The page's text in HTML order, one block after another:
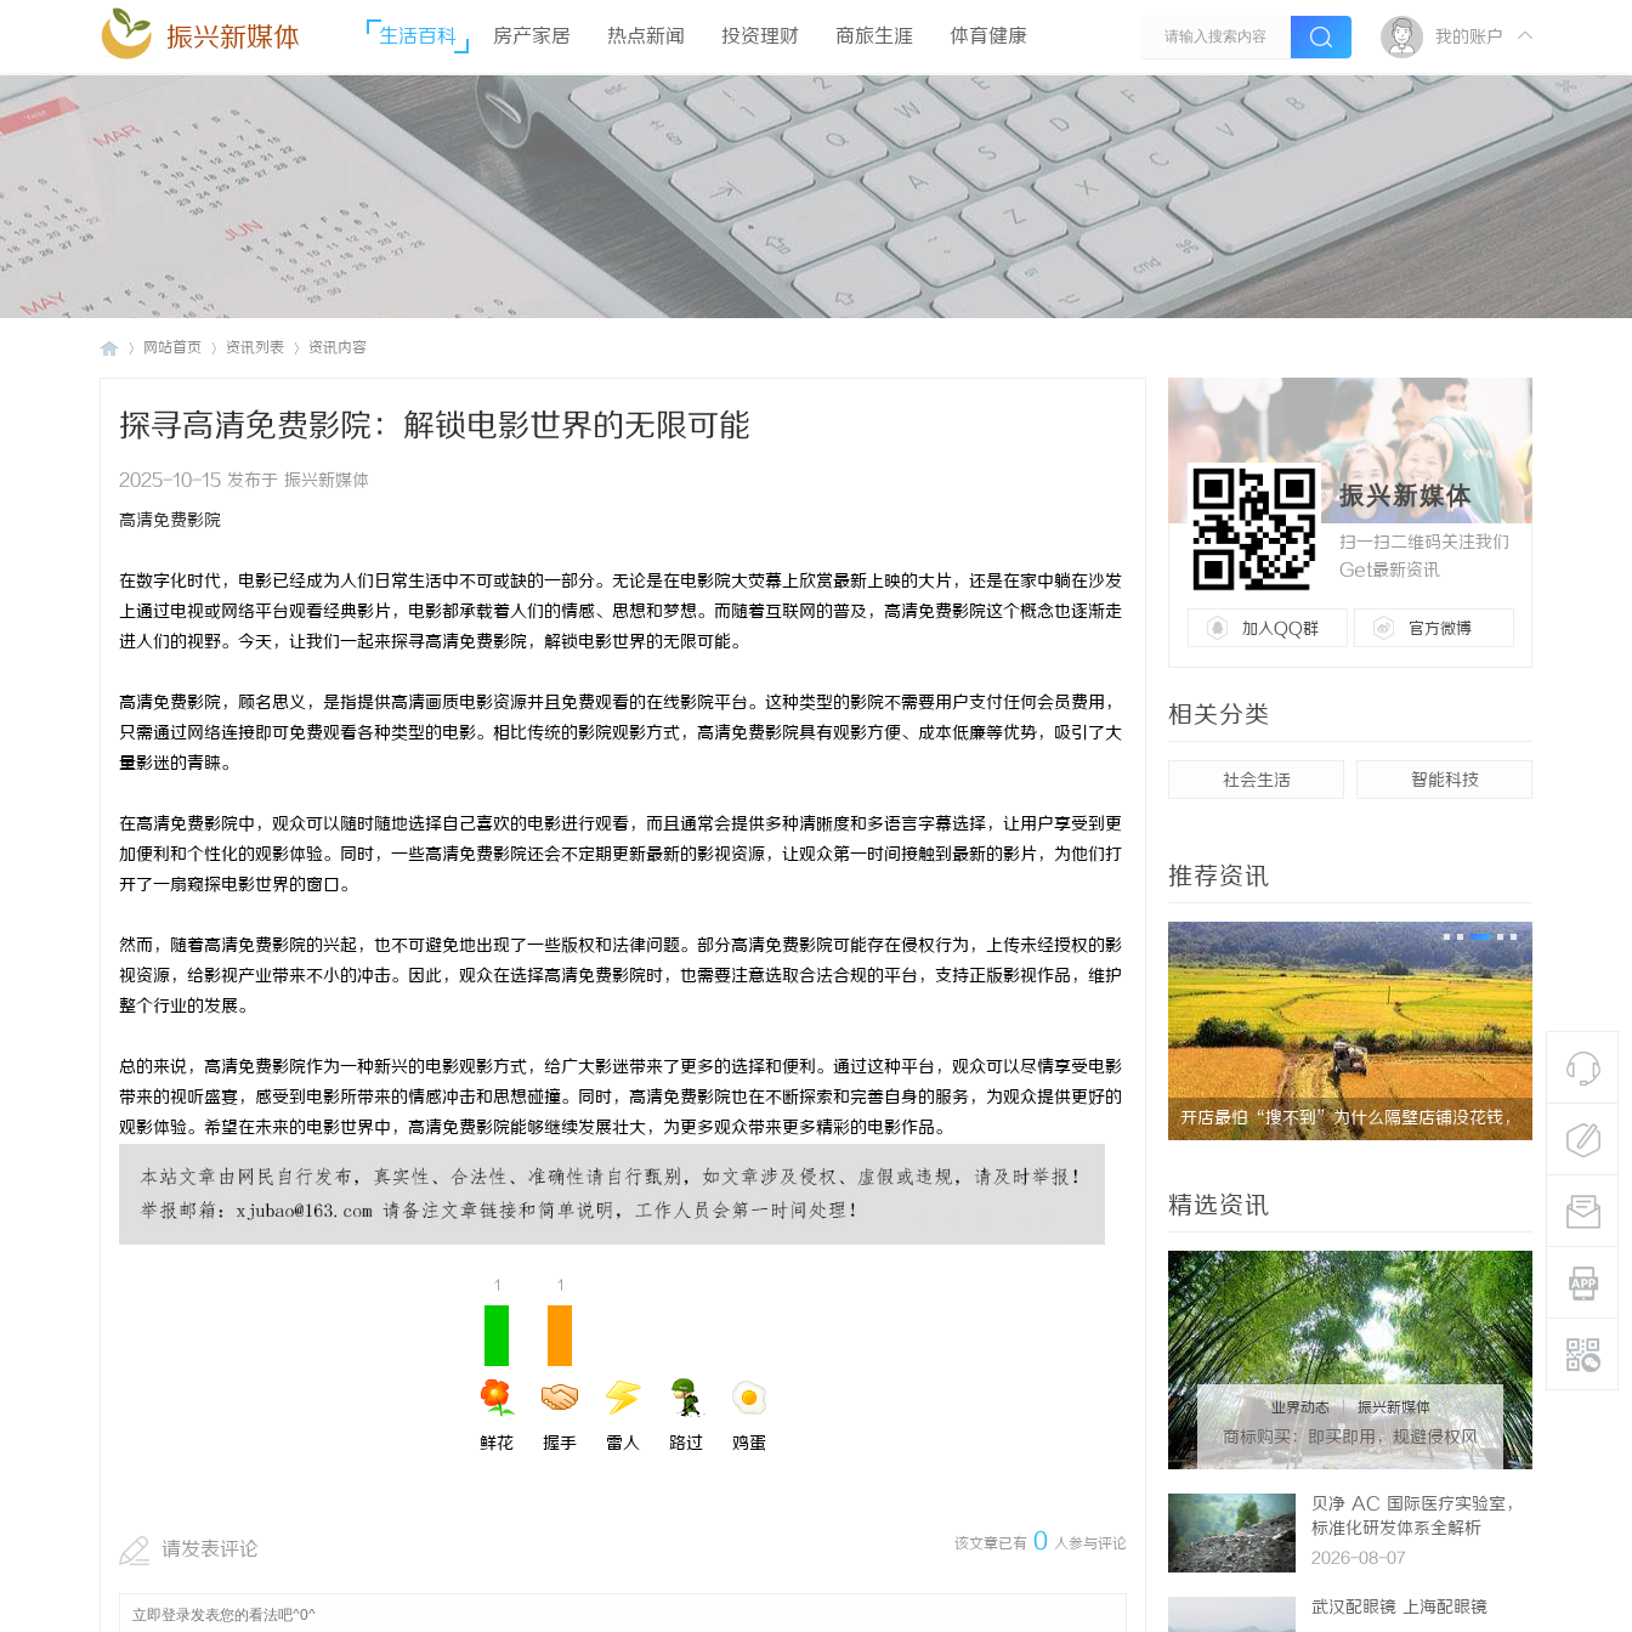
振兴新媒体 生活百科 房产家居 热点新闻 投资理财 商旅生涯 体育健康 我的账户
网站首页 资讯列表 资讯内容
探寻高清免费影院：解锁电影世界的无限可能
2025-10-15 发布于 振兴新媒体
高清免费影院
在数字化时代，电影已经成为人们日常生活中不可或缺的一部分。无论是在电影院大荧幕上欣赏最新上映的大片，还是在家中躺在沙发
上通过电视或网络平台观看经典影片，电影都承载着人们的情感、思想和梦想。而随着互联网的普及，高清免费影院这个概念也逐渐走
进人们的视野。今天，让我们一起来探寻高清免费影院，解锁电影世界的无限可能。
高清免费影院，顾名思义，是指提供高清画质电影资源并且免费观看的在线影院平台。这种类型的影院不需要用户支付任何会员费用，
只需通过网络连接即可免费观看各种类型的电影。相比传统的影院观影方式，高清免费影院具有观影方便、成本低廉等优势，吸引了大
量影迷的青睐。
在高清免费影院中，观众可以随时随地选择自己喜欢的电影进行观看，而且通常会提供多种清晰度和多语言字幕选择，让用户享受到更
加便利和个性化的观影体验。同时，一些高清免费影院还会不定期更新最新的影视资源，让观众第一时间接触到最新的影片，为他们打
开了一扇窥探电影世界的窗口。
然而，随着高清免费影院的兴起，也不可避免地出现了一些版权和法律问题。部分高清免费影院可能存在侵权行为，上传未经授权的影
视资源，给影视产业带来不小的冲击。因此，观众在选择高清免费影院时，也需要注意选取合法合规的平台，支持正版影视作品，维护
整个行业的发展。
总的来说，高清免费影院作为一种新兴的电影观影方式，给广大影迷带来了更多的选择和便利。通过这种平台，观众可以尽情享受电影
带来的视听盛宴，感受到电影所带来的情感冲击和思想碰撞。同时，高清免费影院也在不断探索和完善自身的服务，为观众提供更好的
观影体验。希望在未来的电影世界中，高清免费影院能够继续发展壮大，为更多观众带来更多精彩的电影作品。
1
鲜花
1
握手 雷人 路过 鸡蛋
该文章已有 0 人参与评论
请发表评论
振兴新媒体
扫一扫二维码关注我们
Get最新资讯
加入QQ群 官方微博
相关分类
社会生活 智能科技
推荐资讯
激光切管机：现代制造业的革命性工具 2026年冷藏轻卡怎么选？奥铃极电/金奥铃冷 开店最怕“搜不到”为什么隔壁店铺没花钱， 打造温馨
精选资讯
业界动态 | 振兴新媒体
商标购买：即买即用，规避侵权风
险
贝净 AC 国际医疗实验室，
标准化研发体系全解析
2026-08-07
武汉配眼镜 上海配眼镜